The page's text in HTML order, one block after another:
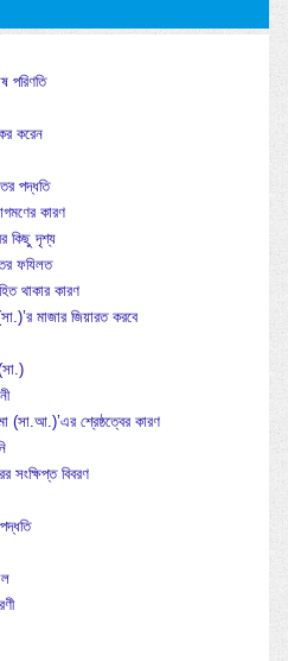
পরিণতি
করেন
পদ্ধতি
কারণ
কিছু দৃশ্য
ফযিলত
থাকার কারণ
মাজার জিয়ারত করবে
(সা.আ.)’এর শ্রেষ্ঠত্বের কারণ
সংক্ষিপ্ত বিবরণ